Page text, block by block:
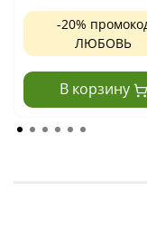
-20%
ЛЮБОВЬ
В корзину